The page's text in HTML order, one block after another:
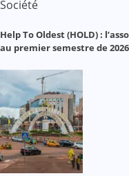
Société
Help To Oldest (HOLD) :
au premier semestre de 2026